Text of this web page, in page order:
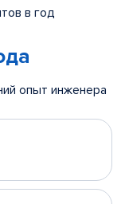
в год
опыт инженера